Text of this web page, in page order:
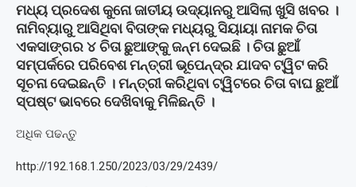
ମଧ୍ୟ ପ୍ରଦେଶ କୁନୋ ଜାତୀୟ ଉଦ୍ୟାନରୁ ଆସିଲା ଖୁସି ଖବର ।
ନାମିବ୍ୟାରୁ ଆସିଥିବା ବିତାଙ୍କ ମଧ୍ୟରୁ ସିୟାୟା ନାମକ ଚିତା
ଏକସାଙ୍ଗର ୪ ଚିତା ଛୁଆଙ୍କୁ ଜନ୍ମ ଦେଇଛି । ଚିତା ଛୁଆଁ
ସମ୍ପର୍କରେ ପରିବେଶ ମନ୍ତ୍ରୀ ଭୂପେନ୍ଦ୍ର ଯାଦବ ଟ୍ୱିଟ କରି
ସୂଚନା ଦେଇଛନ୍ତି । ମନ୍ତ୍ରୀ କରିଥିବା ଟ୍ୱିଟରେ ଚିତା ବାଘ ଛୁଆଁ
ସ୍ପଷ୍ଟ ଭାବରେ ଦେଖିବାକୁ ମିଳିଛନ୍ତି ।
ଅଧିକ ପଢନ୍ତୁ
http://192.168.1.250/2023/03/29/2439/